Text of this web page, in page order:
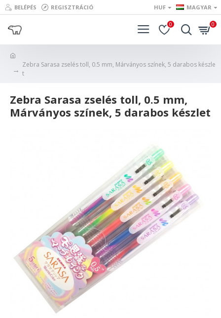
BELÉPÉS REGISZTRÁCIÓ HUF MAGYAR
0 0
Zebra Sarasa zselés toll, 0.5 mm, Márványos színek, 5 darabos készle
t
Zebra Sarasa zselés toll, 0.5 mm,
Márványos színek, 5 darabos készlet